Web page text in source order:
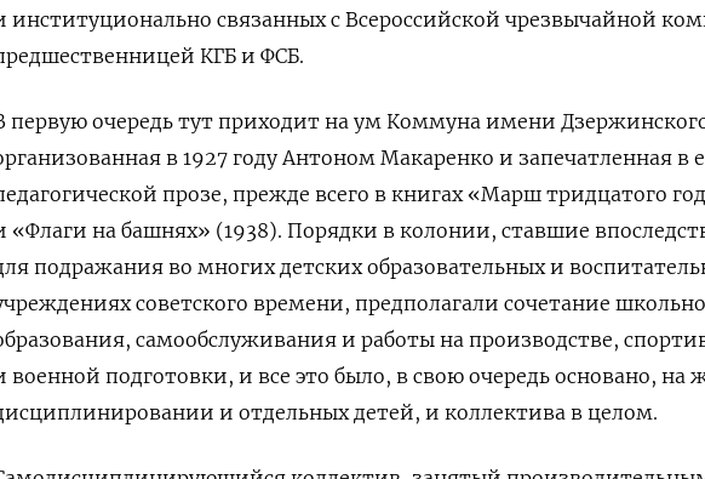
институционально связанных с Всероссийской чрезвычайной
КГБ и ФСБ.
первую очередь тут приходит на ум Коммуна имени
в 1927 году Антоном Макаренко и запечатленная в
прозе, прежде всего в книгах «Марш тридцатого
«Флаги на башнях» (1938). Порядки в колонии, ставшие
подражания во многих детских образовательных и
советского времени, предполагали сочетание
самообслуживания и работы на производстве,
военной подготовки, и все это было, в свою очередь основано, на
и отдельных детей, и коллектива в целом.